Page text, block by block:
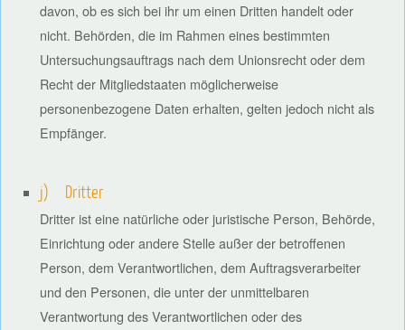
davon, ob es sich bei ihr um einen Dritten handelt oder
nicht. Behörden, die im Rahmen eines bestimmten
Untersuchungsauftrags nach dem Unionsrecht oder dem
Recht der Mitgliedstaaten möglicherweise
personenbezogene Daten erhalten, gelten jedoch nicht als
Empfänger.
j) Dritter
Dritter ist eine natürliche oder juristische Person, Behörde,
Einrichtung oder andere Stelle außer der betroffenen
Person, dem Verantwortlichen, dem Auftragsverarbeiter
und den Personen, die unter der unmittelbaren
Verantwortung des Verantwortlichen oder des